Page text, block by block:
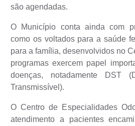
Principal
Galeria de Fotos
Notícias
Galeria de Vídeos
Legislação
Links
são agendadas.
O Município conta ainda com
como os voltados para a saúde
para a família, desenvolvidos no
programas exercem papel
doenças, notadamente DST
Transmissível).
O Centro de Especialidades
atendimento a pacientes